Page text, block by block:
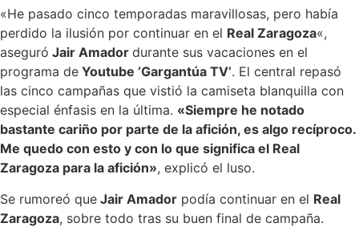
«He pasado cinco temporadas maravillosas, pero había
perdido la ilusión por continuar en el Real Zaragoza«,
aseguró Jair Amador durante sus vacaciones en el
programa de Youtube ‘Gargantúa TV’. El central repasó
las cinco campañas que vistió la camiseta blanquilla con
especial énfasis en la última. «Siempre he notado
bastante cariño por parte de la afición, es algo recíproco.
Me quedo con esto y con lo que significa el Real
Zaragoza para la afición», explicó el luso.
Se rumoreó que Jair Amador podía continuar en el Real
Zaragoza, sobre todo tras su buen final de campaña.